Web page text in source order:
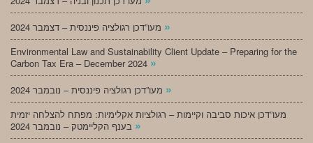
»
Environmental Law and Sustainability Client Update – Preparing for the
Carbon Tax Era – December 2024 »
»
מעו”דכן איכות סביבה וקיימות – רגולציות אקלימיות: מפתח להצלחה יזמית
»